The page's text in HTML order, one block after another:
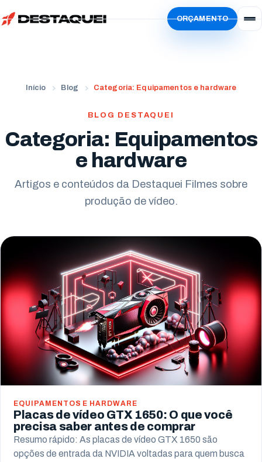
Início
Vídeo Criativo
Vídeo com IA
Todos os serviços
Sobre
Paraná
Londrina
Apucarana
Arapongas
Umuarama
Ponta Grossa
Guarapuava
Cascavel
Toledo
Francisco Beltrão
Estados Unidos
San Francisco
Blog
Trabalhe Conosco
Ator
Envie seu currículo
ORÇAMENTO
Início Blog Categoria: Equipamentos e hardware
BLOG DESTAQUEI
Categoria: Equipamentos
e hardware
Artigos e conteúdos da Destaquei Filmes sobre
produção de vídeo.
EQUIPAMENTOS E HARDWARE
Placas de vídeo GTX 1650: O que você
precisa saber antes de comprar
Resumo rápido: As placas de vídeo GTX 1650 são
opções de entrada da NVIDIA voltadas para quem busca